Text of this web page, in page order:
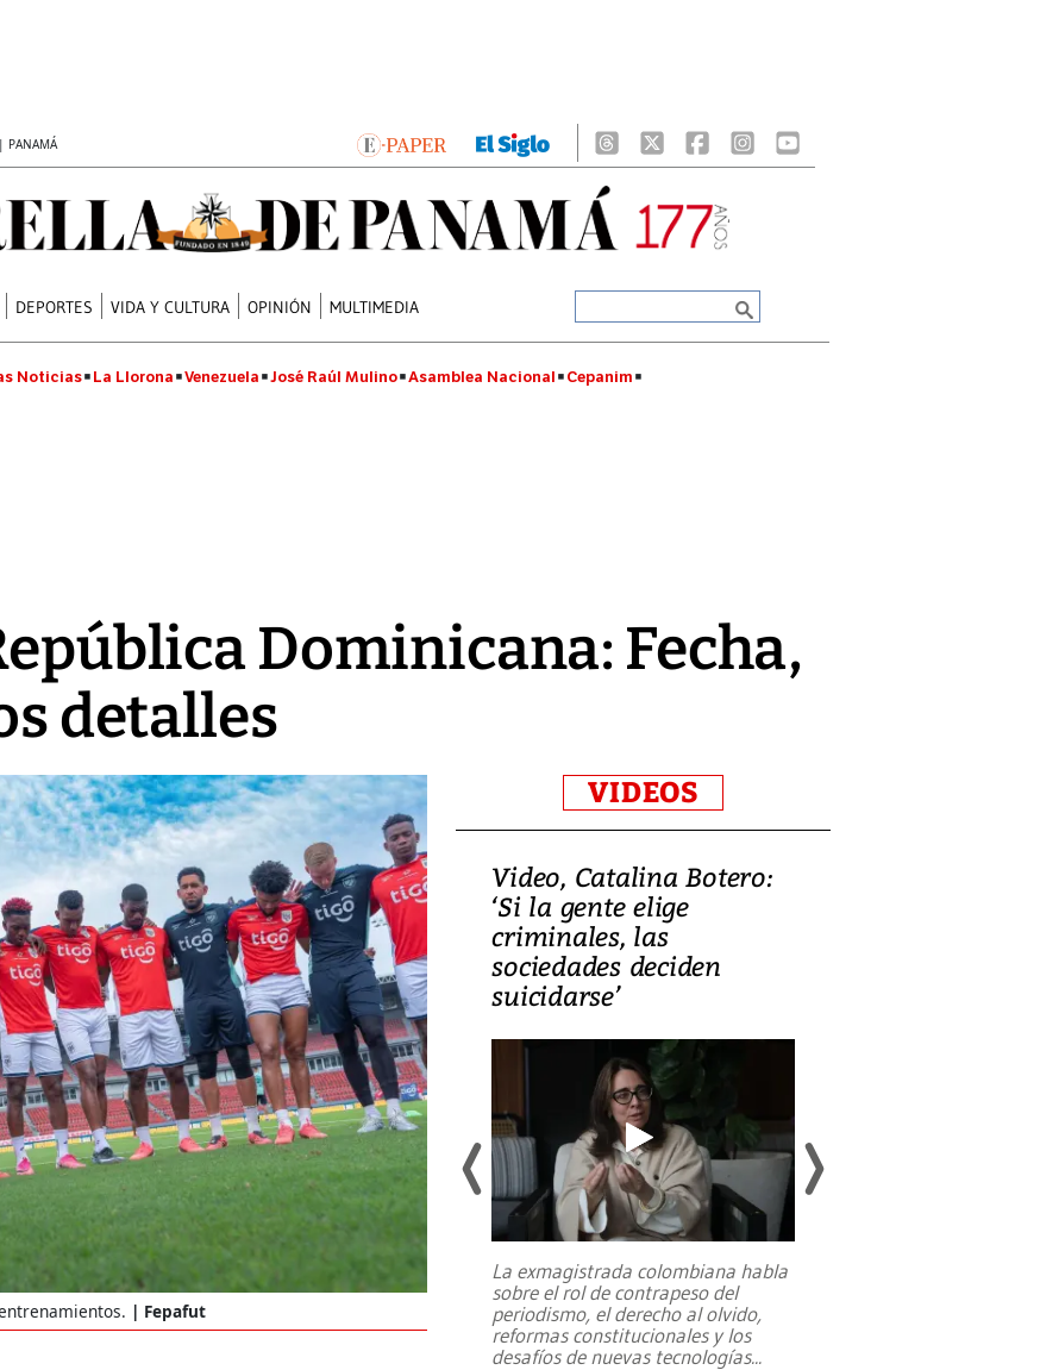
PANAMÁ
DEPORTES VIDA Y CULTURA OPINIÓN MULTIMEDIA
Noticias La Llorona Venezuela José Raúl Mulino Asamblea Nacional Cepanim
Dominicana: Fecha,
detalles
Fepafut
VIDEOS
Video, Japón: Terremoto
deja heridos y graves
daños en Kumamoto
Un fuerte terremoto de magnitud
7,1 se registró este martes 28 de
julio en la prefectura de Kumamoto,
al sur de Japón, provocando una
emergencia de gran...
Video, Catalina Botero:
‘Si la gente elige
criminales, las
sociedades deciden
suicidarse’
La exmagistrada colombiana habla
sobre el rol de contrapeso del
periodismo, el derecho al olvido,
reformas constitucionales y los
desafíos de nuevas tecnologías...